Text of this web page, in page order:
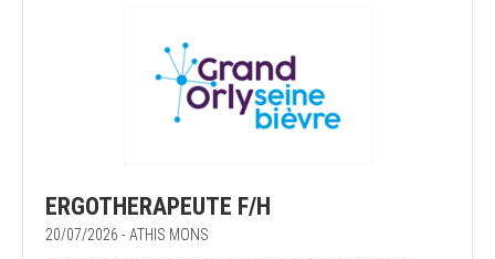
ERGOTHERAPEUTE F/H
20/07/2026 - ATHIS MONS